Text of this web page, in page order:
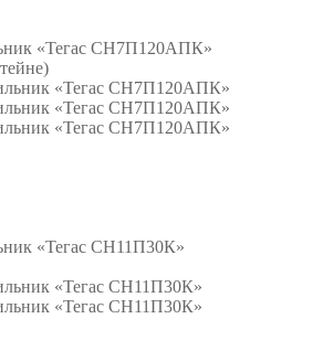
«Тегас СН7П120АПК»
«Тегас СН11П30К»